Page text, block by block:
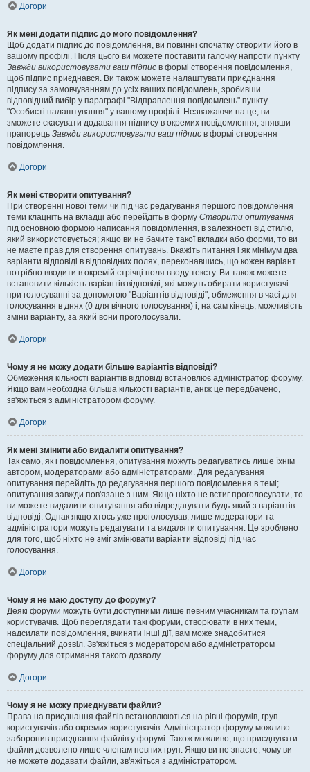
Догори
Як мені додати підпис до мого повідомлення?
Щоб додати підпис до повідомлення, ви повинні спочатку створити його в
вашому профілі. Після цього ви можете поставити галочку напроти пункту
Завжди використовувати ваш підпис в формі створення повідомлення,
щоб підпис приєднався. Ви також можете налаштувати приєднання
підпису за замовчуванням до усіх ваших повідомлень, зробивши
відповідний вибір у параграфі "Відправлення повідомлень" пункту
"Особисті налаштування" у вашому профілі. Незважаючи на це, ви
зможете скасувати додавання підпису в окремих повідомлення, знявши
прапорець Завжди використовувати ваш підпис в формі створення
повідомлення.
Догори
Як мені створити опитування?
При створенні нової теми чи під час редагування першого повідомлення
теми клацніть на вкладці або перейдіть в форму Створити опитування
під основною формою написання повідомлення, в залежності від стилю,
який використовується; якщо ви не бачите такої вкладки або форми, то ви
не маєте прав для створення опитувань. Вкажіть питання і як мінімум два
варіанти відповіді в відповідних полях, переконавшись, що кожен варіант
потрібно вводити в окремій стрічці поля вводу тексту. Ви також можете
встановити кількість варіантів відповіді, які можуть обирати користувачі
при голосуванні за допомогою "Варіантів відповіді", обмеження в часі для
голосування в днях (0 для вічного голосування) і, на сам кінець, можливість
зміни варіанту, за який вони проголосували.
Догори
Чому я не можу додати більше варіантів відповіді?
Обмеження кількості варіантів відповіді встановлює адміністратор форуму.
Якщо вам необхідна більша кількості варіантів, аніж це передбачено,
зв'яжіться з адміністратором форуму.
Догори
Як мені змінити або видалити опитування?
Так само, як і повідомлення, опитування можуть редагуватись лише їхнім
автором, модераторами або адміністраторами. Для редагування
опитування перейдіть до редагування першого повідомлення в темі;
опитування завжди пов'язане з ним. Якщо ніхто не встиг проголосувати, то
ви можете видалити опитування або відредагувати будь-який з варіантів
відповіді. Однак якщо хтось уже проголосував, лише модератори та
адміністратори можуть редагувати та видаляти опитування. Це зроблено
для того, щоб ніхто не зміг змінювати варіанти відповіді під час
голосування.
Догори
Чому я не маю доступу до форуму?
Деякі форуми можуть бути доступними лише певним учасникам та групам
користувачів. Щоб переглядати такі форуми, створювати в них теми,
надсилати повідомлення, вчиняти інші дії, вам може знадобитися
спеціальний дозвіл. Зв'яжіться з модератором або адміністратором
форуму для отримання такого дозволу.
Догори
Чому я не можу приєднувати файли?
Права на приєднання файлів встановлюються на рівні форумів, груп
користувачів або окремих користувачів. Адміністратор форуму можливо
заборонив приєднання файлів у форумі. Також можливо, що приєднувати
файли дозволено лише членам певних груп. Якщо ви не знаєте, чому ви
не можете додавати файли, зв'яжіться з адміністратором.